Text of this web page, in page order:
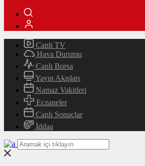
Canlı TV
Hava Durumu
Canlı Borsa
Yayın Akışları
Namaz Vakitleri
Eczaneler
Canlı Sonuçlar
İddaa